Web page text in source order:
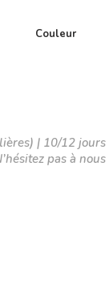
Couleur
| 10/12
pas à